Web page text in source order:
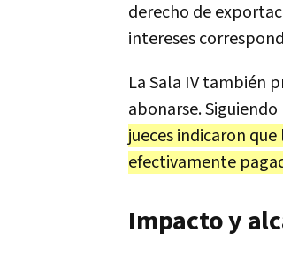
derecho de
intereses
La Sala IV también
abonarse.
jueces indicaron
efectivamente
Impacto y